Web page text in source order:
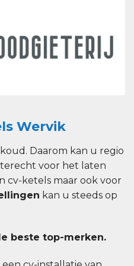
Wervik
Daarom kan u regio
voor het laten
cv-ketels maar ook voor
kan u steeds op
beste top-merken.